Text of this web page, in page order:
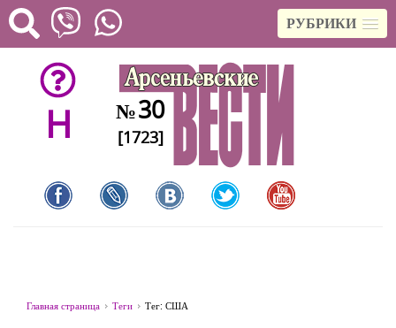
РУБРИКИ
H №30
[1723]
Главная страница Теги Тег: США